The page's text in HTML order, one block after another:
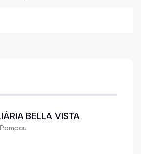
BELLA VISTA